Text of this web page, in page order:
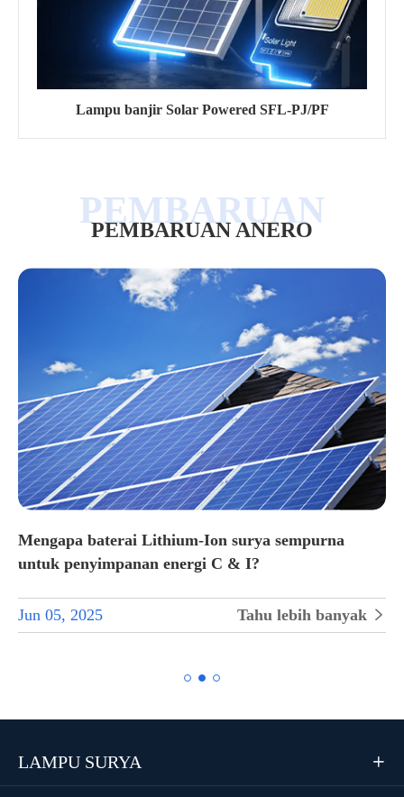
Lampu banjir Solar Powered SFL-PJ/PF
PEMBARUAN ANERO
Mengapa baterai Lithium-Ion surya sempurna
untuk penyimpanan energi C & I?
Jun 05, 2025 Tahu lebih banyak 
LAMPU SURYA 